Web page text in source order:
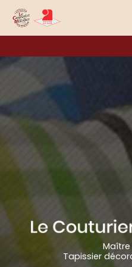
contenu
principal
Tapissier